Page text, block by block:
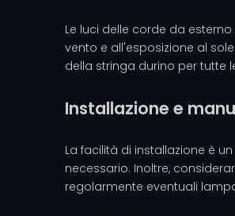
Le luci delle corde da
vento e all'esposizione al
della stringa durino per tutte
Installazione e
La facilità di installazione è
necessario. Inoltre,
regolarmente eventuali